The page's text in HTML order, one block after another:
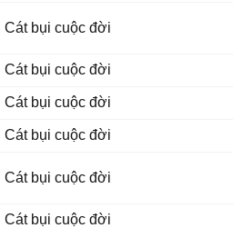
Cát bụi cuộc đời
Cát bụi cuộc đời
Cát bụi cuộc đời
Cát bụi cuộc đời
Cát bụi cuộc đời
Cát bụi cuộc đời